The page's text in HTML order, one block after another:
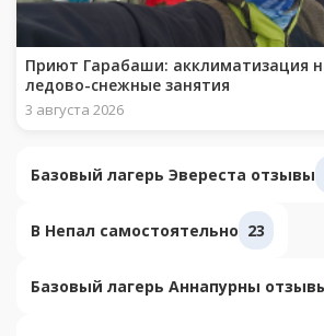
Приют Гарабаши: акклиматизация
ледово-снежные занятия
3 августа 2026
Базовый лагерь Эвереста отзывы
В Непал самостоятельно 23
Базовый лагерь Аннапурны